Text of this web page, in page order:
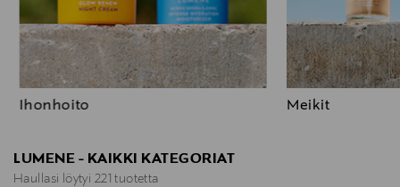
Ihonhoito Meikit
LUMENE - KAIKKI KATEGORIAT
Haullasi löytyi 221 tuotetta